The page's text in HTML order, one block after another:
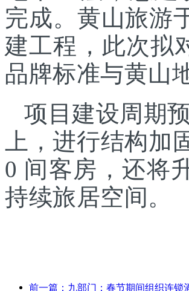
完成。黄山旅游
建工程，此次拟
品牌标准与黄山
项目建设周期
上，进行结构
0 间客房，还将
持续旅居空间。